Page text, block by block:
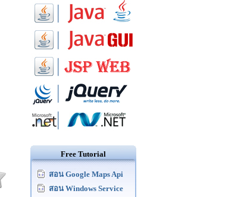
Free Tutorial
สอน Google Maps Api
สอน Windows Service